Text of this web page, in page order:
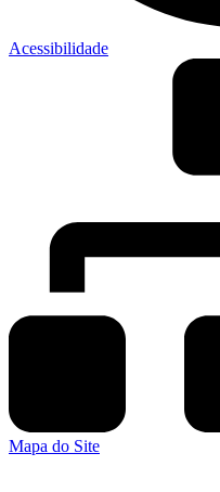
Acessibilidade
Mapa do Site